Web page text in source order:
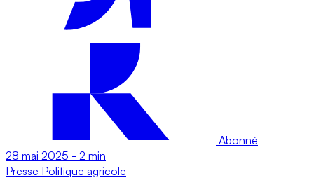
Abonné
28 mai 2025 - 2 min
Presse Politique agricole